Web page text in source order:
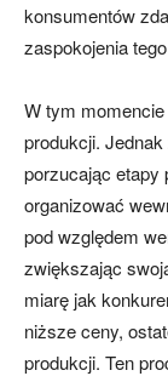
konsumentów
zaspokojenia
W tym
produkcji.
porzucając etapy
organizować
pod względem
zwiększając
miarę jak
niższe ceny,
produkcji. Ten